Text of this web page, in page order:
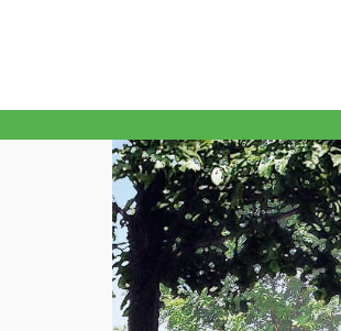
Onze school
Ons onderwijs